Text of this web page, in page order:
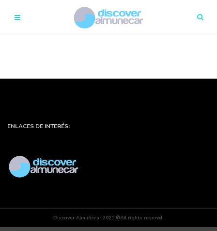
ENLACES DE INTERÉS:
Discover Almuñécar 2021 ©All rights reservd.